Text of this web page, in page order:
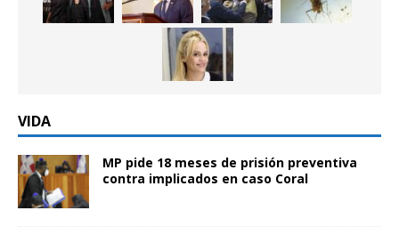
VIDA
MP pide 18 meses de prisión preventiva
contra implicados en caso Coral